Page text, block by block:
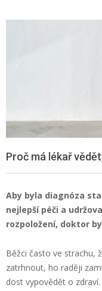
Proč má lékař
Aby byla diagnóza
nejlepší péči a
rozpoložení, doktor
Běžci často ve strachu,
zatrhnout, ho raději
dost vypovědět o zdraví.